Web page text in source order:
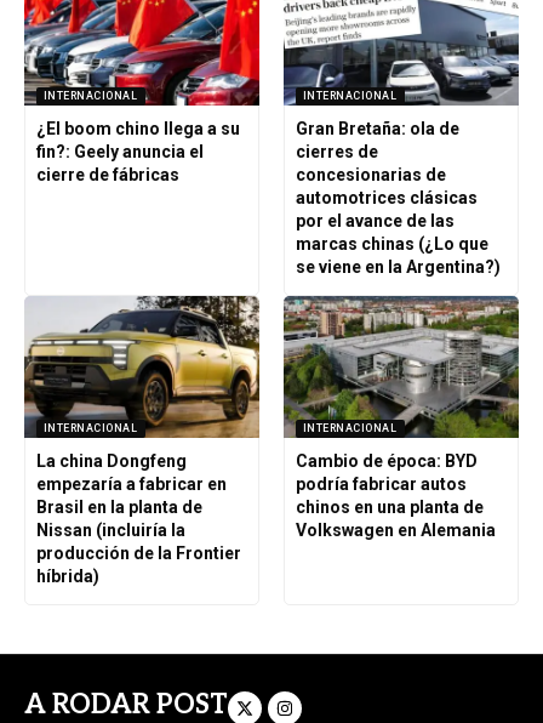
INTERNACIONAL
¿El boom chino llega a su
fin?: Geely anuncia el
cierre de fábricas
INTERNACIONAL
Gran Bretaña: ola de
cierres de
concesionarias de
automotrices clásicas
por el avance de las
marcas chinas (¿Lo que
se viene en la Argentina?)
INTERNACIONAL
La china Dongfeng
empezaría a fabricar en
Brasil en la planta de
Nissan (incluiría la
producción de la Frontier
híbrida)
INTERNACIONAL
Cambio de época: BYD
podría fabricar autos
chinos en una planta de
Volkswagen en Alemania
A RODAR POST